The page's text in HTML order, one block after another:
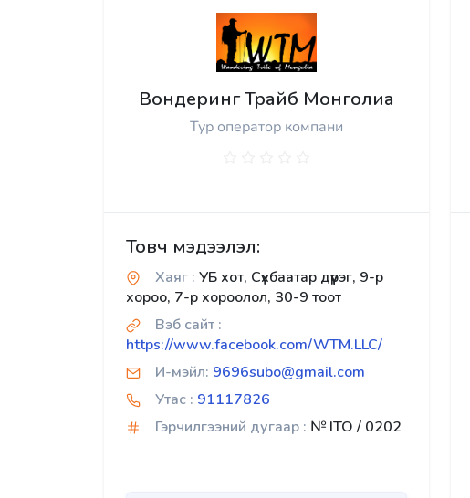
Вондеринг Трайб Монголиа
Тур оператор компани
Товч мэдээлэл:
Хаяг : УБ хот, Сүхбаатар дүүрэг, 9-р
хороо, 7-р хороолол, 30-9 тоот
Вэб сайт :
https://www.facebook.com/WTM.LLC/
И-мэйл: 9696subo@gmail.com
Утас : 91117826
Гэрчилгээний дугаар : № ITO / 0202